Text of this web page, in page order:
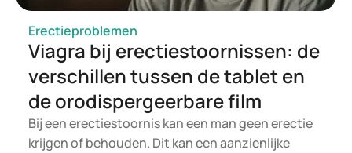
Erectieproblemen
Viagra bij erectiestoornissen: de
verschillen tussen de tablet en
de orodispergeerbare film
Bij een erectiestoornis kan een man geen erectie
krijgen of behouden. Dit kan een aanzienlijke